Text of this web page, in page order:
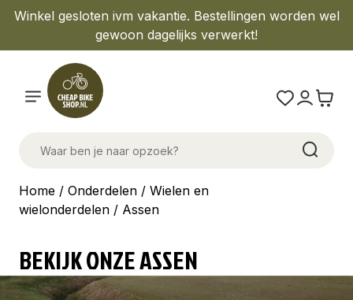
Winkel gesloten ivm vakantie. Bestellingen worden wel
gewoon dagelijks verwerkt!
Home / Onderdelen / Wielen en
wielonderdelen / Assen
BEKIJK ONZE ASSEN